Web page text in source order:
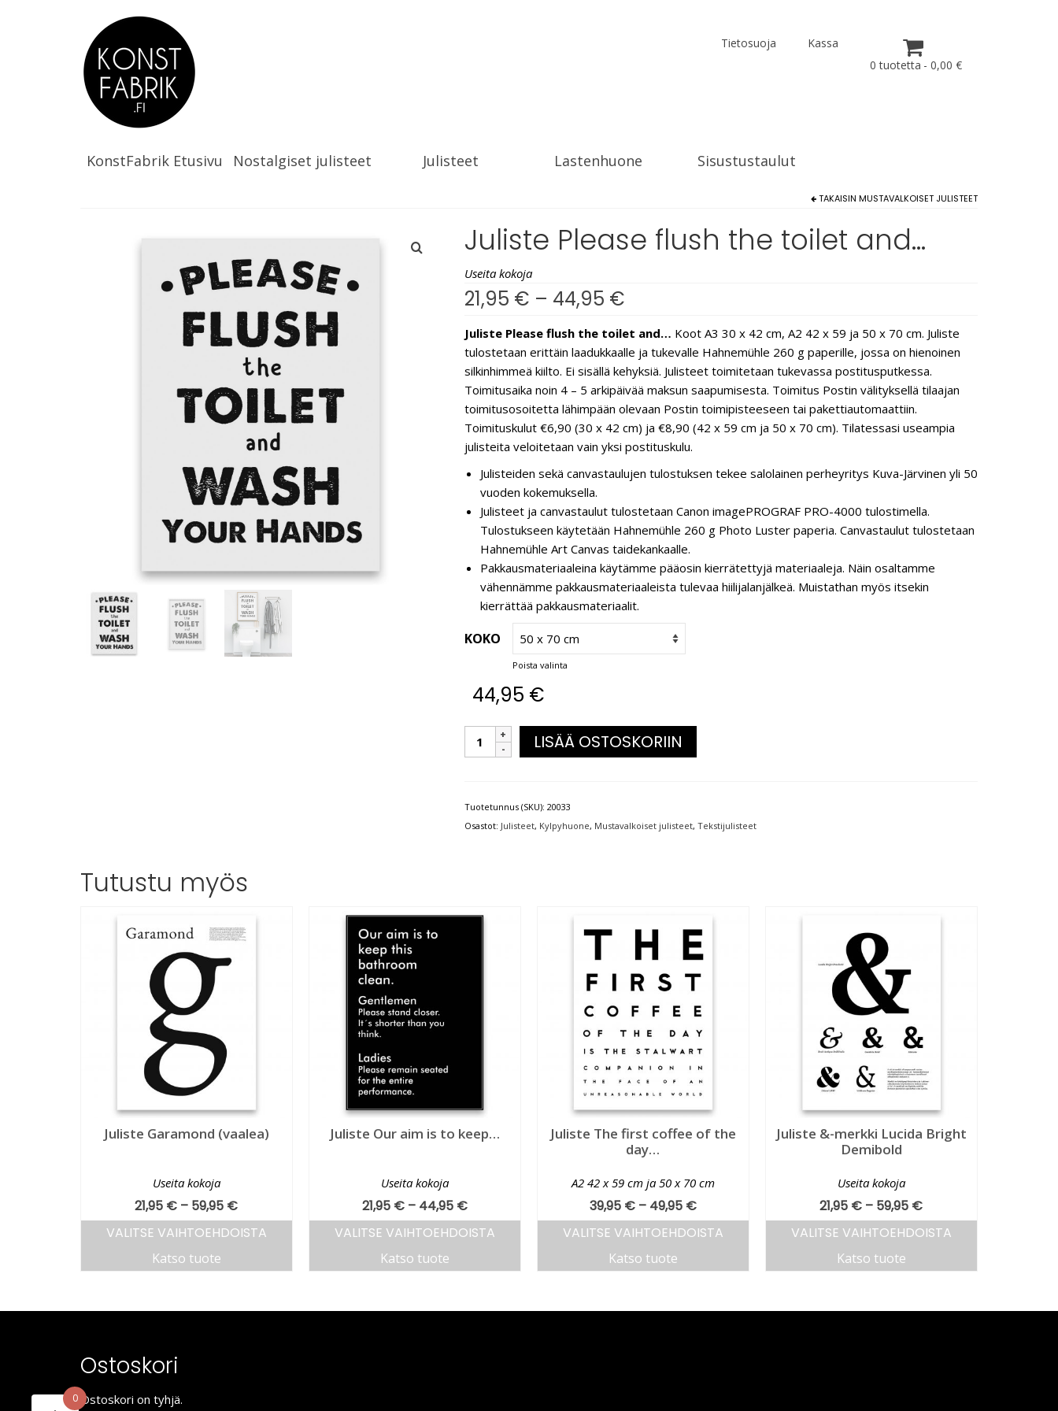
Tietosuoja
Kassa
0 tuotetta
0,00 €
KonstFabrik Etusivu Nostalgiset julisteet Julisteet Lastenhuone Sisustustaulut
TAKAISIN MUSTAVALKOISET JULISTEET
Juliste Please flush the toilet and…
Useita kokoja
21,95 € – 44,95 €
Juliste Please flush the toilet and… Koot A3 30 x 42 cm, A2 42 x 59 ja 50 x 70 cm. Juliste
tulostetaan erittäin laadukkaalle ja tukevalle Hahnemühle 260 g paperille, jossa on hienoinen
silkinhimmeä kiilto. Ei sisällä kehyksiä. Julisteet toimitetaan tukevassa postitusputkessa.
Toimitusaika noin 4 – 5 arkipäivää maksun saapumisesta. Toimitus Postin välityksellä tilaajan
toimitusosoitetta lähimpään olevaan Postin toimipisteeseen tai pakettiautomaattiin.
Toimituskulut €6,90 (30 x 42 cm) ja €8,90 (42 x 59 cm ja 50 x 70 cm). Tilatessasi useampia
julisteita veloitetaan vain yksi postituskulu.
Julisteiden sekä canvastaulujen tulostuksen tekee salolainen perheyritys Kuva-Järvinen yli 50
vuoden kokemuksella.
Julisteet ja canvastaulut tulostetaan Canon imagePROGRAF PRO-4000 tulostimella.
Tulostukseen käytetään Hahnemühle 260 g Photo Luster paperia. Canvastaulut tulostetaan
Hahnemühle Art Canvas taidekankaalle.
Pakkausmateriaaleina käytämme pääosin kierrätettyjä materiaaleja. Näin osaltamme
vähennämme pakkausmateriaaleista tulevaa hiilijalanjälkeä. Muistathan myös itsekin
kierrättää pakkausmateriaalit.
KOKO
Poista valinta
44,95 €
LISÄÄ OSTOSKORIIN
Tuotetunnus (SKU): 20033
Osastot: Julisteet, Kylpyhuone, Mustavalkoiset julisteet, Tekstijulisteet
Tutustu myös
Juliste Garamond (vaalea)
Useita kokoja
21,95 € – 59,95 €
VALITSE VAIHTOEHDOISTA
Katso tuote
Juliste Our aim is to keep…
Useita kokoja
21,95 € – 44,95 €
VALITSE VAIHTOEHDOISTA
Katso tuote
Juliste The first coffee of the
day…
A2 42 x 59 cm ja 50 x 70 cm
39,95 € – 49,95 €
VALITSE VAIHTOEHDOISTA
Katso tuote
Juliste &-merkki Lucida Bright
Demibold
Useita kokoja
21,95 € – 59,95 €
VALITSE VAIHTOEHDOISTA
Katso tuote
Ostoskori
Ostoskori on tyhjä.
0